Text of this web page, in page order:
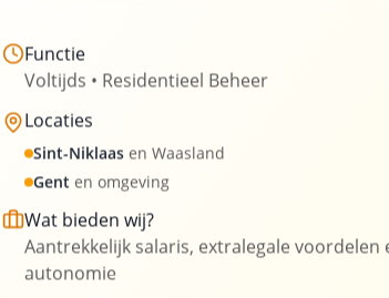
Functie
Voltijds • Residentieel Beheer
Locaties
Sint-Niklaas en Waasland
Gent en omgeving
Wat bieden wij?
Aantrekkelijk salaris, extralegale voordelen
autonomie